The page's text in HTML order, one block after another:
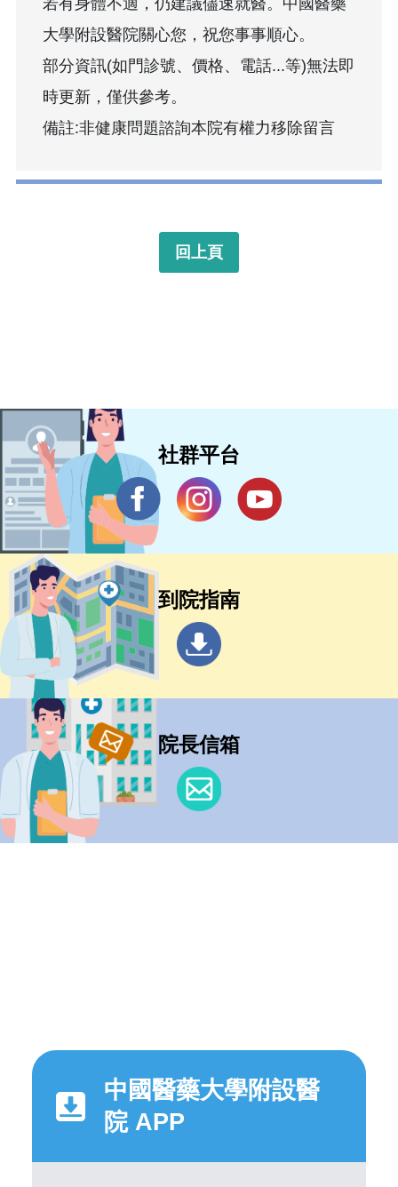
若有身體不適，仍建議儘速就醫。中國醫藥
大學附設醫院關心您，祝您事事順心。
部分資訊(如門診號、價格、電話...等)無法即
時更新，僅供參考。
備註:非健康問題諮詢本院有權力移除留言
回上頁
社群平台
到院指南
院長信箱
中國醫藥大學附設醫
院 APP